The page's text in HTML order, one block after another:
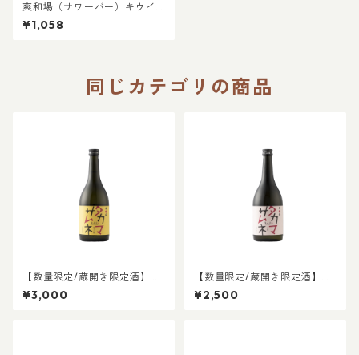
爽和場（サワーバー）キウイ
サワーの素｜自宅で簡単 健康
志向 糖類ゼロ プリン体ゼロ 晩
¥1,058
同じカテゴリの商品
【数量限定/蔵開き限定酒】タ
カマサムネ 純米大吟醸
¥3,000
【数量限定/蔵開き限定酒】タ
カマサムネ 大吟醸
¥2,500